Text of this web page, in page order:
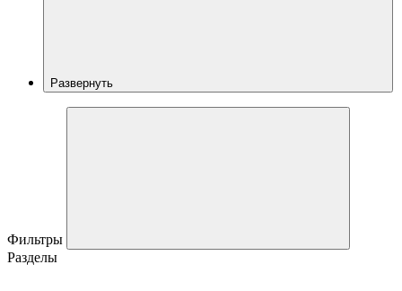
Развернуть
Фильтры
Разделы